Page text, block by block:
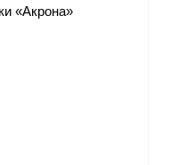
«Акрона»